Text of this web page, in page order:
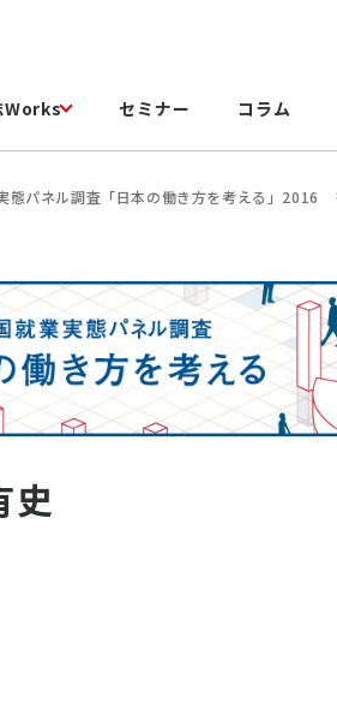
Works セミナー コラム
態パネル調査「日本の働き方を考える」2016
史